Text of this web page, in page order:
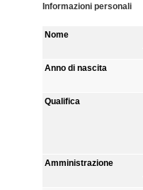
Informazioni personali
Nome
Anno di nascita
Qualifica
Amministrazione